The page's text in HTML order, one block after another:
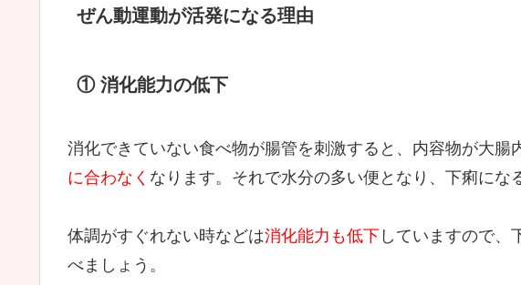
ぜん動運動が活発になる理由
① 消化能力の低下
消化できていない食べ物が腸管を刺激すると、内容物が大腸
に合わなく なります。それで水分の多い便となり、下痢にな
体調がすぐれない時などは消化能力も低下 していますので、
べましょう。